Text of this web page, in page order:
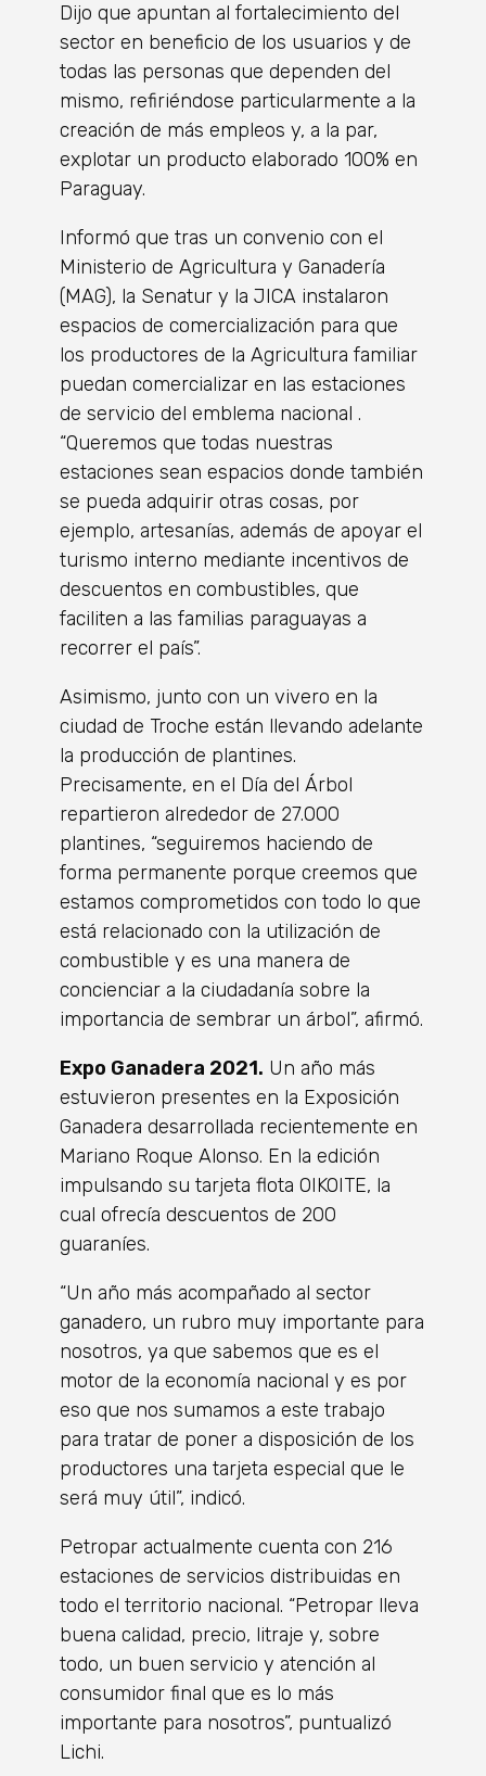
Dijo que apuntan al fortalecimiento del
sector en beneficio de los usuarios y de
todas las personas que dependen del
mismo, refiriéndose particularmente a la
creación de más empleos y, a la par,
explotar un producto elaborado 100% en
Paraguay.
Informó que tras un convenio con el
Ministerio de Agricultura y Ganadería
(MAG), la Senatur y la JICA instalaron
espacios de comercialización para que
los productores de la Agricultura familiar
puedan comercializar en las estaciones
de servicio del emblema nacional .
“Queremos que todas nuestras
estaciones sean espacios donde también
se pueda adquirir otras cosas, por
ejemplo, artesanías, además de apoyar el
turismo interno mediante incentivos de
descuentos en combustibles, que
faciliten a las familias paraguayas a
recorrer el país”.
Asimismo, junto con un vivero en la
ciudad de Troche están llevando adelante
la producción de plantines.
Precisamente, en el Día del Árbol
repartieron alrededor de 27.000
plantines, “seguiremos haciendo de
forma permanente porque creemos que
estamos comprometidos con todo lo que
está relacionado con la utilización de
combustible y es una manera de
concienciar a la ciudadanía sobre la
importancia de sembrar un árbol”, afirmó.
Expo Ganadera 2021. Un año más
estuvieron presentes en la Exposición
Ganadera desarrollada recientemente en
Mariano Roque Alonso. En la edición
impulsando su tarjeta flota OIKOITE, la
cual ofrecía descuentos de 200
guaraníes.
“Un año más acompañado al sector
ganadero, un rubro muy importante para
nosotros, ya que sabemos que es el
motor de la economía nacional y es por
eso que nos sumamos a este trabajo
para tratar de poner a disposición de los
productores una tarjeta especial que le
será muy útil”, indicó.
Petropar actualmente cuenta con 216
estaciones de servicios distribuidas en
todo el territorio nacional. “Petropar lleva
buena calidad, precio, litraje y, sobre
todo, un buen servicio y atención al
consumidor final que es lo más
importante para nosotros”, puntualizó
Lichi.